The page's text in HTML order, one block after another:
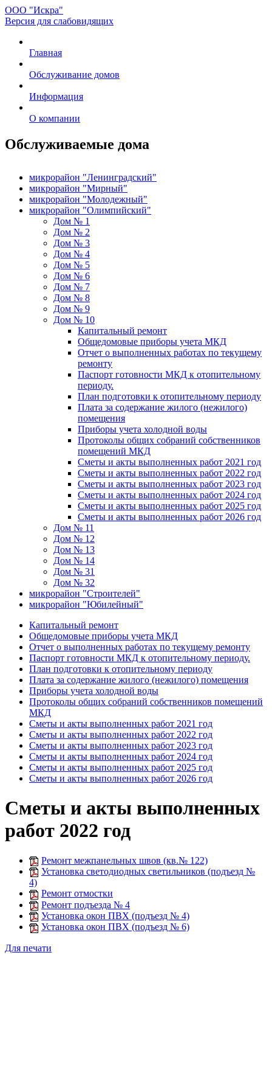
ООО "Искра"
Версия для слабовидящих
Главная
Обслуживание домов
Информация
О компании
Обслуживаемые дома
микрорайон "Ленинградский"
микрорайон "Мирный"
микрорайон "Молодежный"
микрорайон "Олимпийский"
Дом № 1
Дом № 2
Дом № 3
Дом № 4
Дом № 5
Дом № 6
Дом № 7
Дом № 8
Дом № 9
Дом № 10
Капитальный ремонт
Общедомовые приборы учета МКД
Отчет о выполненных работах по текущему
ремонту
Паспорт готовности МКД к отопительному
периоду.
План подготовки к отопительному периоду
Плата за содержание жилого (нежилого)
помещения
Приборы учета холодной воды
Протоколы общих собраний собственников
помещений МКД
Сметы и акты выполненных работ 2021 год
Сметы и акты выполненных работ 2022 год
Сметы и акты выполненных работ 2023 год
Сметы и акты выполненных работ 2024 год
Сметы и акты выполненных работ 2025 год
Сметы и акты выполненных работ 2026 год
Дом № 11
Дом № 12
Дом № 13
Дом № 14
Дом № 31
Дом № 32
микрорайон "Строителей"
микрорайон "Юбилейный"
Капитальный ремонт
Общедомовые приборы учета МКД
Отчет о выполненных работах по текущему ремонту
Паспорт готовности МКД к отопительному периоду.
План подготовки к отопительному периоду
Плата за содержание жилого (нежилого) помещения
Приборы учета холодной воды
Протоколы общих собраний собственников помещений
МКД
Сметы и акты выполненных работ 2021 год
Сметы и акты выполненных работ 2022 год
Сметы и акты выполненных работ 2023 год
Сметы и акты выполненных работ 2024 год
Сметы и акты выполненных работ 2025 год
Сметы и акты выполненных работ 2026 год
Сметы и акты выполненных
работ 2022 год
Ремонт межпанельных швов (кв.№ 122)
Установка светодиодных светильников (подъезд №
4)
Ремонт отмостки
Ремонт подъезда № 4
Установка окон ПВХ (подъезд № 4)
Установка окон ПВХ (подъезд № 6)
Для печати